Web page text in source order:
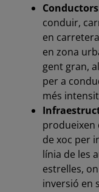
conduir,
en
en zona
gent gran,
per a
més
produeixen
de xoc per
línia de les
estrelles,
inversió en